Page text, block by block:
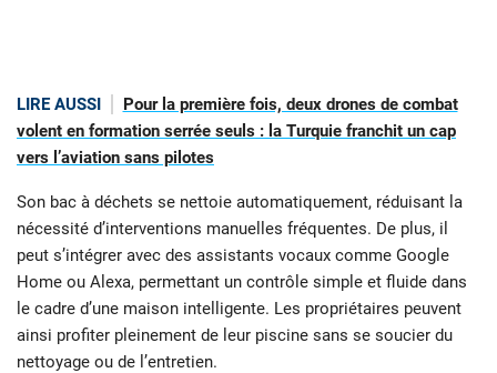
LIRE AUSSI
Pour la première fois, deux drones de combat
volent en formation serrée seuls : la Turquie franchit un cap
vers l’aviation sans pilotes
Son bac à déchets se nettoie automatiquement, réduisant la
nécessité d’interventions manuelles fréquentes. De plus, il
peut s’intégrer avec des assistants vocaux comme Google
Home ou Alexa, permettant un contrôle simple et fluide dans
le cadre d’une maison intelligente. Les propriétaires peuvent
ainsi profiter pleinement de leur piscine sans se soucier du
nettoyage ou de l’entretien.